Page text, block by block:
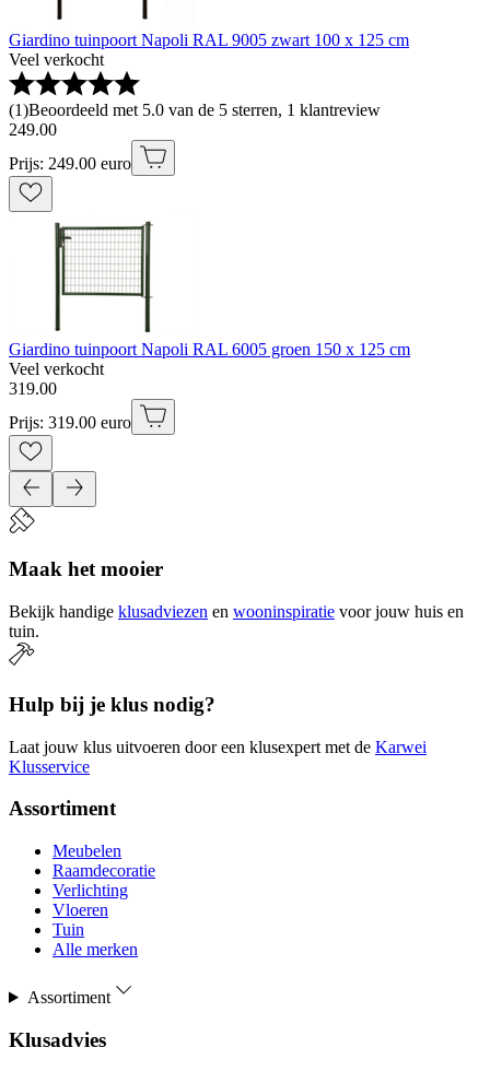
Giardino tuinpoort Napoli RAL 9005 zwart 100 x 125 cm
Veel verkocht
(1)Beoordeeld met 5.0 van de 5 sterren, 1 klantreview
249.00
Prijs: 249.00 euro
Giardino tuinpoort Napoli RAL 6005 groen 150 x 125 cm
Veel verkocht
319.00
Prijs: 319.00 euro
Maak het mooier
Bekijk handige klusadviezen en wooninspiratie voor jouw huis en
tuin.
Hulp bij je klus nodig?
Laat jouw klus uitvoeren door een klusexpert met de Karwei
Klusservice
Assortiment
Meubelen
Raamdecoratie
Verlichting
Vloeren
Tuin
Alle merken
Assortiment
Klusadvies